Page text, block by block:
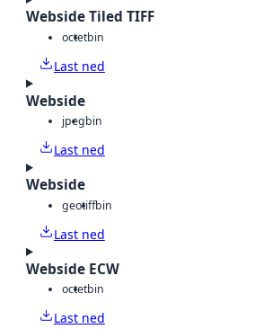
Webside Tiled TIFF
octetbin
Last ned
Webside
jpegbin
Last ned
Webside
geotiffbin
Last ned
Webside ECW
octetbin
Last ned